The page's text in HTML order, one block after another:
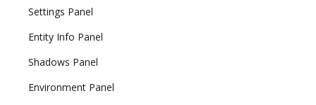
Settings Panel
Entity Info Panel
Shadows Panel
Environment Panel